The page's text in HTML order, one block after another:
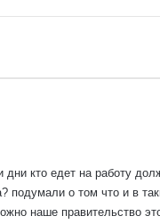
дни кто едет на работу
подумали о том что и в
наше правительство